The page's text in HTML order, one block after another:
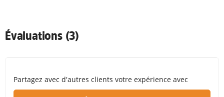
Évaluations (3)
Partagez avec d'autres clients votre expérience avec